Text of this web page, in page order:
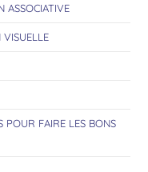
ASSOCIATIVE
POUR FAIRE LES BONS